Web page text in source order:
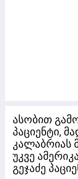
ასობით
პაციენტი,
კალაბრიას
უკვე
გეჯაძე